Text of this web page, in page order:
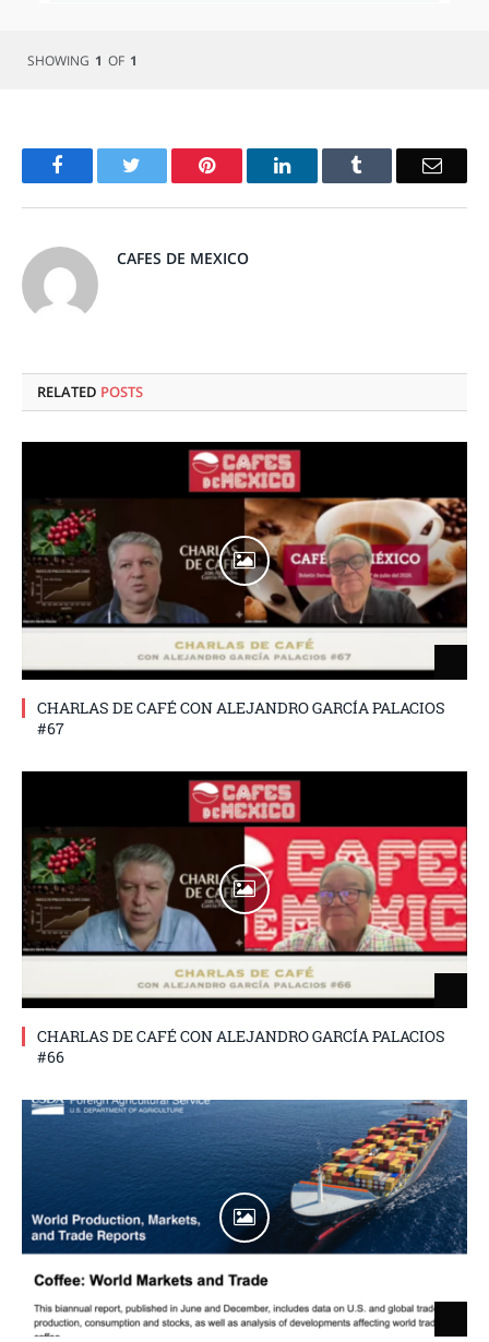
SHOWING 1 OF 1
Facebook Pinterest LinkedIn Email
CAFES DE MEXICO
RELATED POSTS
CHARLAS DE CAFÉ CON ALEJANDRO GARCÍA PALACIOS
#67
CHARLAS DE CAFÉ CON ALEJANDRO GARCÍA PALACIOS
#66